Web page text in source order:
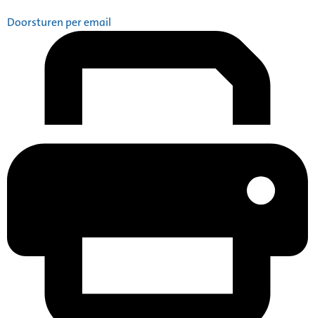
Doorsturen per email